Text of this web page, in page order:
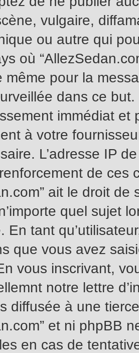
vulgaire,
ou autre qui
où
même pour la
dans ce
immédiat et
à votre
L’adresse IP
de
ait le droit de
quel sujet
En tant
que vous avez
vous inscrivant,
notre lettre
diffusée à une
et ni phpBB
en cas de